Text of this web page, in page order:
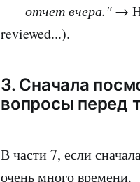
___ отчет вчера."→
reviewed...).
3. Сначала
вопросы перед
В части 7, если
очень много времени.